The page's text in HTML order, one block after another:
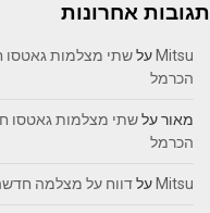
תגובות אחרונות
Mitsu עלשתי מצלמות גאטסו
הכרמל
מאורעלשתי מצלמות גאטסו
הכרמל
Mitsu עלדווח על מצלמה